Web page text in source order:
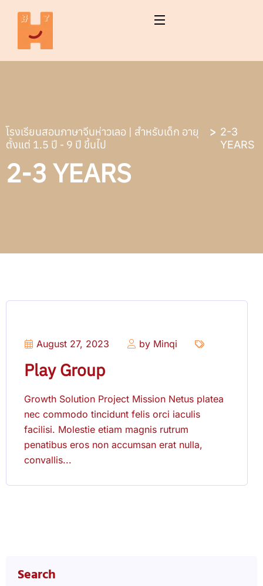
โรงเรียนสอนภาษาจีนห่าวเลอ | สำหรับเด็ก อายุ
ตั้งแต่ 1.5 ปี - 9 ปี ขึ้นไป
2-3
YEARS
2-3 YEARS
August 27, 2023 by Minqi
Play Group
Growth Solution Project Mission Netus platea
nec commodo tincidunt felis orci iaculis
facilisi. Molestie etiam magnis rutrum
penatibus eros non accumsan erat nulla,
convallis...
Search